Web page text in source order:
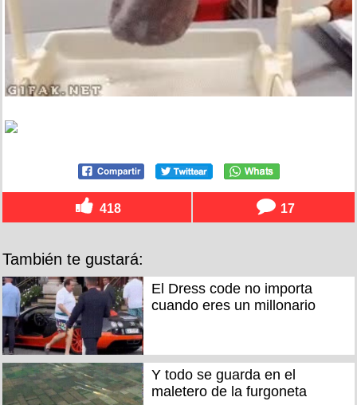
418 17
También te gustará:
El Dress code no importa
cuando eres un millonario
Y todo se guarda en el
maletero de la furgoneta